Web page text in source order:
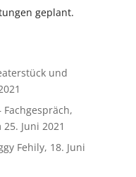
geplant.
und
Juni 2021
Fehily, 18. Juni